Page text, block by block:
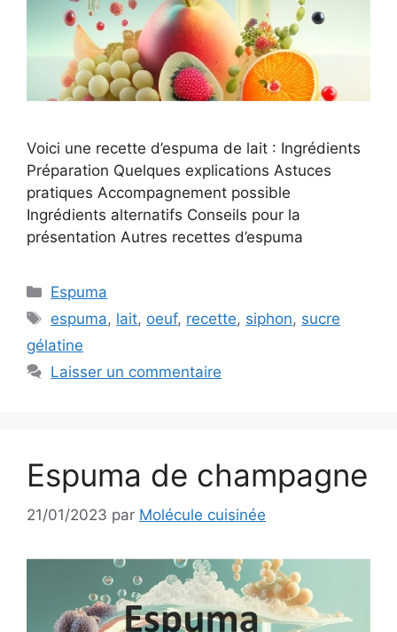
Voici une recette d’espuma de lait : Ingrédients
Préparation Quelques explications Astuces
pratiques Accompagnement possible
Ingrédients alternatifs Conseils pour la
présentation Autres recettes d’espuma
Catégories
Espuma
Étiquettes
espuma, lait, oeuf, recette, siphon, sucre
gélatine
Laisser un commentaire
Espuma de champagne
21/01/2023 par Molécule cuisinée